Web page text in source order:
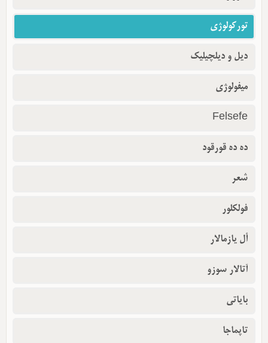
تورکولوژی
دیل و دیلچیلیک
میفولوژی
Felsefe
ده ده قورقود
شعر
فولکلور
أل یازمالار
آتالار سوزو
بایاتی
تاپماجا